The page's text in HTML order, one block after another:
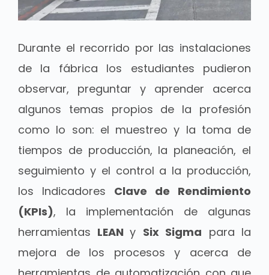
Durante el recorrido por las instalaciones
de la fábrica los estudiantes pudieron
observar, preguntar y aprender acerca
algunos temas propios de la profesión
como lo son: el muestreo y la toma de
tiempos de producción, la planeación, el
seguimiento y el control a la producción,
los Indicadores Clave de Rendimiento
(KPIs), la implementación de algunas
herramientas LEAN y Six Sigma para la
mejora de los procesos y acerca de